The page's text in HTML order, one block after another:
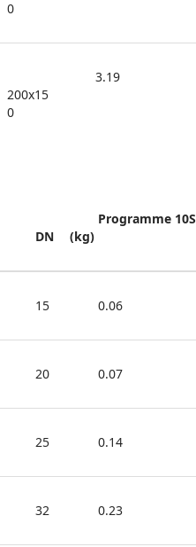
0
200x15
0
3.19
DN
Programme 10S
(kg)
15 0.06
20 0.07
25 0.14
32 0.23